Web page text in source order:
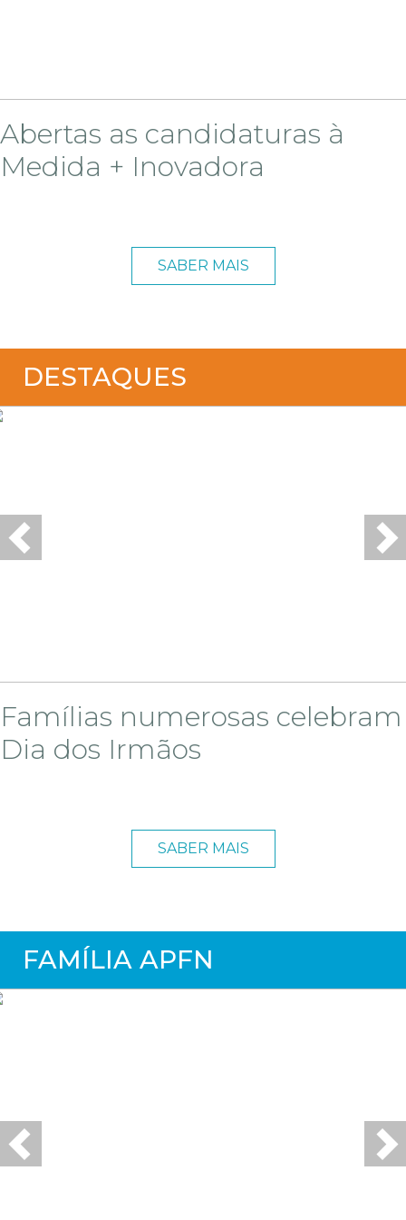
Abertas as candidaturas à
Medida + Inovadora
SABER MAIS
DESTAQUES
Famílias numerosas celebram
Dia dos Irmãos
SABER MAIS
Previous
FAMÍLIA APFN
Previous